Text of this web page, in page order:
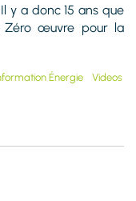
y a donc 15 ans que
Zéro œuvre pour la
Énergie
Videos